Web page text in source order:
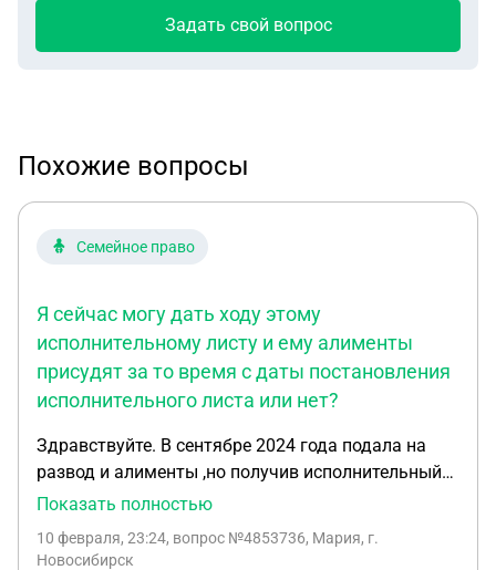
Задать свой вопрос
Похожие вопросы
Семейное право
Я сейчас могу дать ходу этому
исполнительному листу и ему алименты
присудят за то время с даты постановления
исполнительного листа или нет?
Здравствуйте. В сентябре 2024 года подала на
развод и алименты ,но получив исполнительный
лист не отнесла его приставам ,он к меня на
обеспечении с ребенком . Я сейчас могу дать ходу
Показать полностью
10 февраля, 23:24, вопрос №4853736, Мария, г.
Новосибирск